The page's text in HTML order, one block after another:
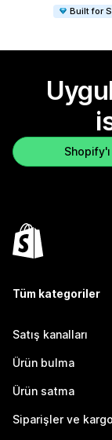
Built for
Tüm kategoriler
Satış kanalları
Ürün bulma
Ürün satma
Siparişler ve kargo